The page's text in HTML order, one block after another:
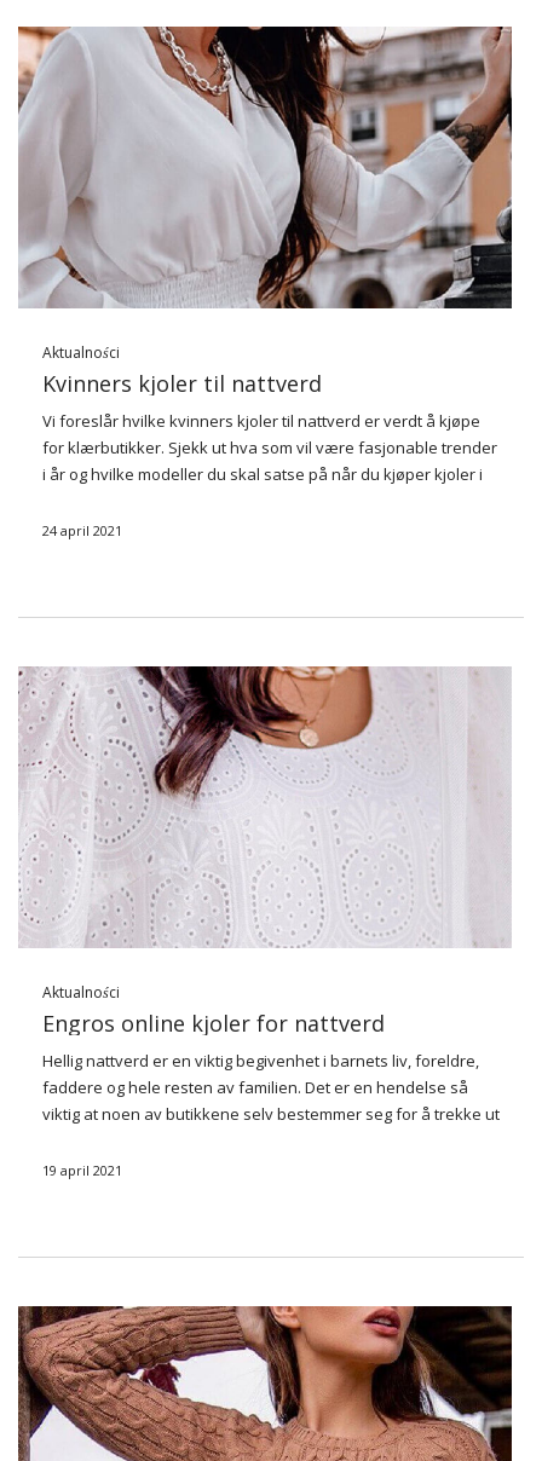
Aktualności
Kvinners kjoler til nattverd
Vi foreslår hvilke kvinners kjoler til nattverd er verdt å kjøpe
for klærbutikker. Sjekk ut hva som vil være fasjonable trender
i år og hvilke modeller du skal satse på når du kjøper kjoler i
Hvordan skal kvinners kjoler
24 april 2021
Aktualności
Engros online kjoler for nattverd
Hellig nattverd er en viktig begivenhet i barnets liv, foreldre,
faddere og hele resten av familien. Det er en hendelse så
viktig at noen av butikkene selv bestemmer seg for å trekke ut
19 april 2021